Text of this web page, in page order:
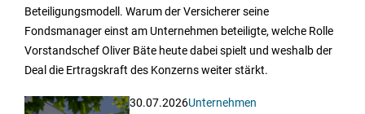
Beteiligungsmodell. Warum der Versicherer seine
Fondsmanager einst am Unternehmen beteiligte, welche Rolle
Vorstandschef Oliver Bäte heute dabei spielt und weshalb der
Deal die Ertragskraft des Konzerns weiter stärkt.
30.07.2026Unternehmen